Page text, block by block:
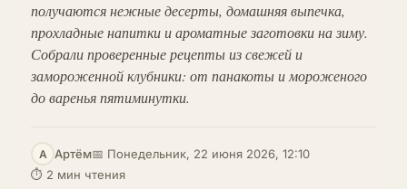
получаются нежные десерты, домашняя выпечка,
прохладные напитки и ароматные заготовки на зиму.
Собрали проверенные рецепты из свежей и
замороженной клубники: от панакоты и мороженого
до варенья пятиминутки.
А Артём📅 Понедельник, 22 июня 2026, 12:10
⏱ 2 мин чтения